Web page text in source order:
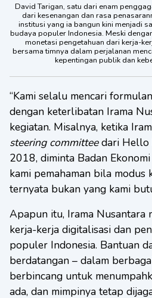
David Tarigan, satu dari enam
dari kesenangan dan rasa
institusi yang ia bangun kini menjadi
budaya populer Indonesia. Meski
monetasi pengetahuan dari kerja-
bersama timnya dalam perjalanan
kepentingan publik dan
“Kami selalu mencari
dengan keterlibatan Irama
kegiatan. Misalnya, ketika
steering committeedari Hello
2018, diminta Badan
kami pemahaman bila modus
ternyata bukan yang kami
Apapun itu, Irama Nusantara
kerja-kerja digitalisasi dan
populer Indonesia. Bantuan
berdatangan – dalam
berbincang untuk
ada, dan mimpinya tetap